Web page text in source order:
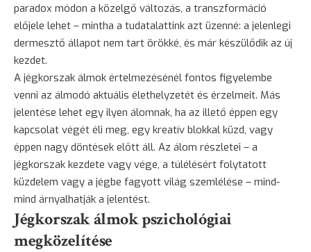
paradox módon a közelgő változás, a transzformáció
előjele lehet – mintha a tudatalattink azt üzenné: a jelenlegi
dermesztő állapot nem tart örökké, és már készülődik az új
kezdet.
A jégkorszak álmok értelmezésénél fontos figyelembe
venni az álmodó aktuális élethelyzetét és érzelmeit. Más
jelentése lehet egy ilyen álomnak, ha az illető éppen egy
kapcsolat végét éli meg, egy kreatív blokkal küzd, vagy
éppen nagy döntések előtt áll. Az álom részletei – a
jégkorszak kezdete vagy vége, a túlélésért folytatott
küzdelem vagy a jégbe fagyott világ szemlélése – mind-
mind árnyalhatják a jelentést.
Jégkorszak álmok pszichológiai
megközelítése